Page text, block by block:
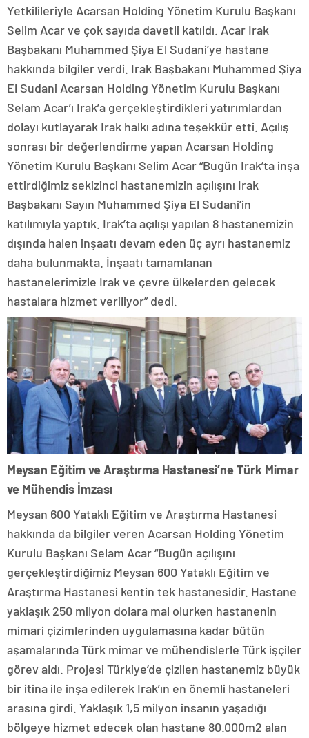
Yetkilileriyle Acarsan Holding Yönetim Kurulu Başkanı
Selim Acar ve çok sayıda davetli katıldı. Acar Irak
Başbakanı Muhammed Şiya El Sudani’ye hastane
hakkında bilgiler verdi. Irak Başbakanı Muhammed Şiya
El Sudani Acarsan Holding Yönetim Kurulu Başkanı
Selam Acar’ı Irak’a gerçekleştirdikleri yatırımlardan
dolayı kutlayarak Irak halkı adına teşekkür etti. Açılış
sonrası bir değerlendirme yapan Acarsan Holding
Yönetim Kurulu Başkanı Selim Acar “Bugün Irak’ta inşa
ettirdiğimiz sekizinci hastanemizin açılışını Irak
Başbakanı Sayın Muhammed Şiya El Sudani’in
katılımıyla yaptık. Irak’ta açılışı yapılan 8 hastanemizin
dışında halen inşaatı devam eden üç ayrı hastanemiz
daha bulunmakta. İnşaatı tamamlanan
hastanelerimizle Irak ve çevre ülkelerden gelecek
hastalara hizmet veriliyor” dedi.
Meysan Eğitim ve Araştırma Hastanesi’ne Türk Mimar
ve Mühendis İmzası
Meysan 600 Yataklı Eğitim ve Araştırma Hastanesi
hakkında da bilgiler veren Acarsan Holding Yönetim
Kurulu Başkanı Selam Acar “Bugün açılışını
gerçekleştirdiğimiz Meysan 600 Yataklı Eğitim ve
Araştırma Hastanesi kentin tek hastanesidir. Hastane
yaklaşık 250 milyon dolara mal olurken hastanenin
mimari çizimlerinden uygulamasına kadar bütün
aşamalarında Türk mimar ve mühendislerle Türk işçiler
görev aldı. Projesi Türkiye’de çizilen hastanemiz büyük
bir itina ile inşa edilerek Irak’ın en önemli hastaneleri
arasına girdi. Yaklaşık 1,5 milyon insanın yaşadığı
bölgeye hizmet edecek olan hastane 80.000m2 alan